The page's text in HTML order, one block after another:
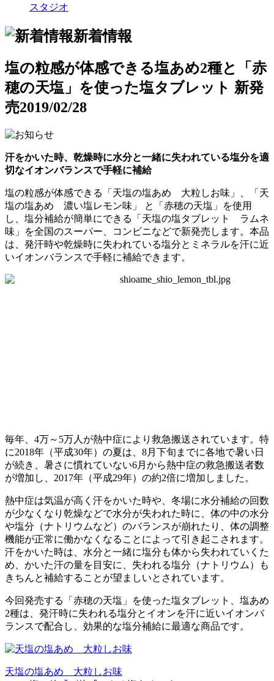
スタジオ
新着情報
塩の粒感が体感できる塩あめ2種と「赤
穂の天塩」を使った塩タブレット 新発
売2019/02/28
汗をかいた時、乾燥時に水分と一緒に失われている塩分を適
切なイオンバランスで手軽に補給
塩の粒感が体感できる「天塩の塩あめ 大粒しお味」、「天
塩の塩あめ 濃い塩レモン味」 と「赤穂の天塩」を使用
し、塩分補給が簡単にできる「天塩の塩タブレット ラムネ
味」を全国のスーパー、コンビニなどで新発売します。本品
は、発汗時や乾燥時に失われている塩分とミネラルを汗に近
いイオンバランスで手軽に補給できます。
毎年、4万～5万人が熱中症により救急搬送されています。特
に2018年（平成30年）の夏は、8月下旬までに各地で暑い日
が続き、暑さに慣れていない6月から熱中症の救急搬送者数
が増加し、2017年（平成29年）の約2倍に増加しました。
熱中症は気温が高く汗をかいた時や、冬場に水分補給の回数
が少なくなり乾燥などで水分が失われた時に、体の中の水分
や塩分（ナトリウムなど）のバランスが崩れたり、体の調整
機能が正常に働かなくなることによって引き起こされます。
汗をかいた時は、水分と一緒に塩分も体から失われていくた
め、かいた汗の量を目安に、失われる塩分（ナトリウム）も
きちんと補給することが望ましいとされています。
今回発売する「赤穂の天塩」を使った塩タブレット、塩あめ
2種は、発汗時に失われる塩分とイオンを汗に近いイオンバ
ランスで配合し、効果的な塩分補給に最適な商品です。
天塩の塩あめ 大粒しお味